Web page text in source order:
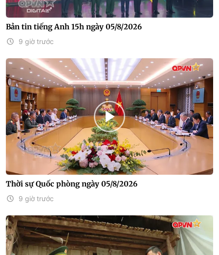
Bản tin tiếng Anh 15h ngày 05/8/2026
9 giờ trước
Thời sự Quốc phòng ngày 05/8/2026
9 giờ trước